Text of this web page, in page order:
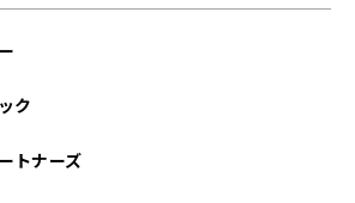
ク
トナーズ